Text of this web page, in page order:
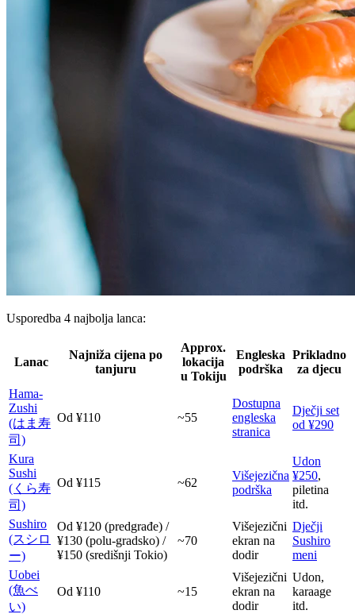
Usporedba 4 najbolja lanca:
Lanac
Najniža cijena po
tanjuru
Approx.
lokacija
u Tokiju
Engleska
podrška
Prikladno
za djecu
Hama-
Zushi
(はま寿
司)
Od ¥110 ~55
Dostupna
engleska
stranica
Dječji set
od ¥290
Kura
Sushi
(くら寿
司)
Od ¥115 ~62
Višejezična
podrška
Udon
¥250,
piletina
itd.
Sushiro
(スシロ
ー)
Od ¥120 (predgrađe) /
¥130 (polu-gradsko) /
¥150 (središnji Tokio)
~70
Višejezični
ekran na
dodir
Dječji
Sushiro
meni
Uobei
(魚べ
い)
Od ¥110 ~15
Višejezični
ekran na
dodir
Udon,
karaage
itd.